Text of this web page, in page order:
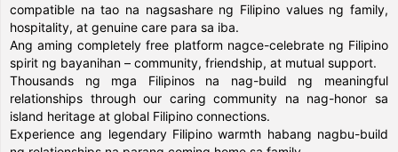
compatible na tao na nagsashare ng Filipino values ng family,
hospitality, at genuine care para sa iba.
Ang aming completely free platform nagce-celebrate ng Filipino
spirit ng bayanihan – community, friendship, at mutual support.
Thousands ng mga Filipinos na nag-build ng meaningful
relationships through our caring community na nag-honor sa
island heritage at global Filipino connections.
Experience ang legendary Filipino warmth habang nagbu-build